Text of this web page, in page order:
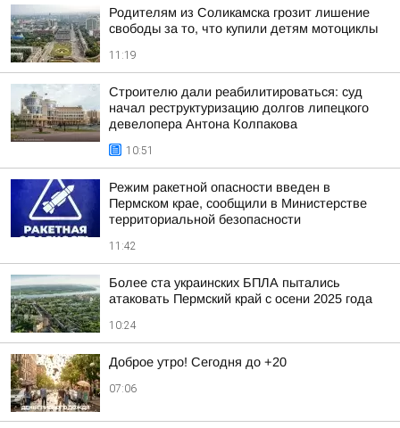
Родителям из Соликамска грозит лишение
свободы за то, что купили детям мотоциклы
11:19
Строителю дали реабилитироваться: суд
начал реструктуризацию долгов липецкого
девелопера Антона Колпакова
10:51
Режим ракетной опасности введен в
Пермском крае, сообщили в Министерстве
территориальной безопасности
11:42
Более ста украинских БПЛА пытались
атаковать Пермский край с осени 2025 года
10:24
Доброе утро! Сегодня до +20
07:06